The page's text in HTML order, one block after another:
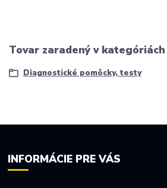
Tovar zaradený v kategóriách
Diagnostické pomôcky, testy
INFORMÁCIE PRE VÁS